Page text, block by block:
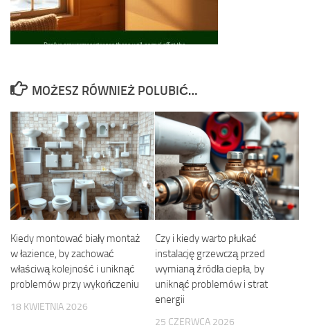
MOŻESZ RÓWNIEŻ POLUBIĆ…
Kiedy montować biały montaż
w łazience, by zachować
właściwą kolejność i uniknąć
problemów przy wykończeniu
18 KWIETNIA 2026
Czy i kiedy warto płukać
instalację grzewczą przed
wymianą źródła ciepła, by
uniknąć problemów i strat
energii
25 CZERWCA 2026